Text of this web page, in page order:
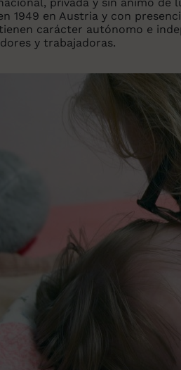
privada y sin ánimo de
1949 en Austria y con
carácter autónomo e
y trabajadoras.